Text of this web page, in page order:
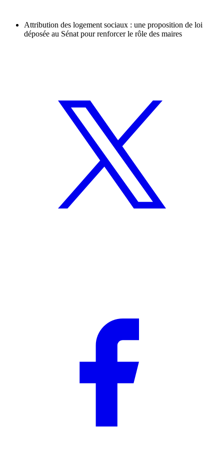
Attribution des logement sociaux : une proposition de loi
déposée au Sénat pour renforcer le rôle des maires